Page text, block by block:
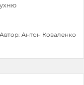
Автор: Антон Коваленко